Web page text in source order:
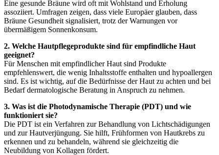
Eine gesunde Bräune wird oft mit Wohlstand und Erholung
assoziiert. Umfragen zeigen, dass viele Europäer glauben, dass
Bräune Gesundheit signalisiert, trotz der Warnungen vor
übermäßigem Sonnenkonsum.
2. Welche Hautpflegeprodukte sind für empfindliche Haut
geeignet?
Für Menschen mit empfindlicher Haut sind Produkte
empfehlenswert, die wenig Inhaltsstoffe enthalten und hypoallergen
sind. Es ist wichtig, auf die Bedürfnisse der Haut zu achten und bei
Bedarf dermatologische Beratung in Anspruch zu nehmen.
3. Was ist die Photodynamische Therapie (PDT) und wie
funktioniert sie?
Die PDT ist ein Verfahren zur Behandlung von Lichtschädigungen
und zur Hautverjüngung. Sie hilft, Frühformen von Hautkrebs zu
erkennen und zu behandeln, während sie gleichzeitig die
Neubildung von Kollagen fördert.